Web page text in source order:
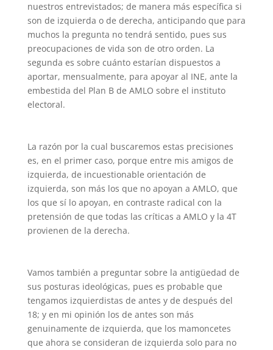
nuestros entrevistados; de manera más específica si
son de izquierda o de derecha, anticipando que para
muchos la pregunta no tendrá sentido, pues sus
preocupaciones de vida son de otro orden. La
segunda es sobre cuánto estarían dispuestos a
aportar, mensualmente, para apoyar al INE, ante la
embestida del Plan B de AMLO sobre el instituto
electoral.
La razón por la cual buscaremos estas precisiones
es, en el primer caso, porque entre mis amigos de
izquierda, de incuestionable orientación de
izquierda, son más los que no apoyan a AMLO, que
los que sí lo apoyan, en contraste radical con la
pretensión de que todas las críticas a AMLO y la 4T
provienen de la derecha.
Vamos también a preguntar sobre la antigüedad de
sus posturas ideológicas, pues es probable que
tengamos izquierdistas de antes y de después del
18; y en mi opinión los de antes son más
genuinamente de izquierda, que los mamoncetes
que ahora se consideran de izquierda solo para no